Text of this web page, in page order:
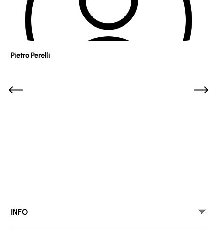
Pietro Perelli
INFO